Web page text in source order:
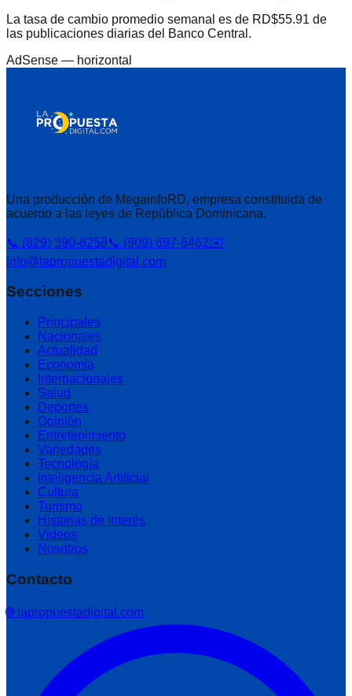
La tasa de cambio promedio semanal es de RD$55.91 de
las publicaciones diarias del Banco Central.
AdSense — horizontal
Una producción de MegainfoRD, empresa constituida de
acuerdo a las leyes de República Dominicana.
📞 (829) 390-8258📞 (809) 697-6462✉️
info@lapropuestadigital.com
Secciones
Principales
Nacionales
Actualidad
Economía
Internacionales
Salud
Deportes
Opinión
Entretenimiento
Variedades
Tecnología
Inteligencia Artificial
Cultura
Turismo
Historias de Interés
Videos
Nosotros
Contacto
🌐 lapropuestadigital.com